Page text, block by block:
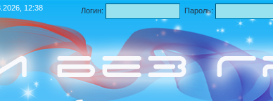
12:38 Логин: Пароль: